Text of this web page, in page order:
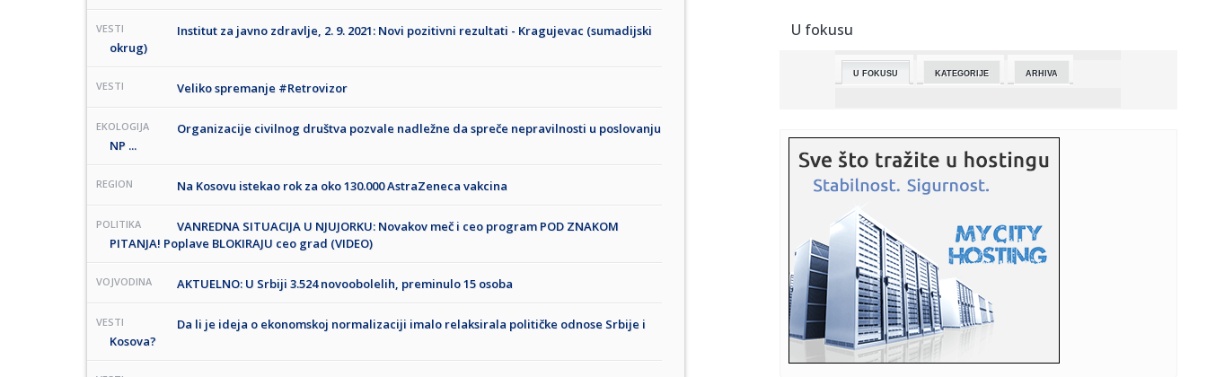
VESTI
Institut za javno zdravlje, 2. 9. 2021: Novi pozitivni rezultati - Kragujevac (sumadijski
okrug)
VESTI Veliko spremanje #Retrovizor
EKOLOGIJA
Organizacije civilnog društva pozvale nadležne da spreče nepravilnosti u poslovanju
NP ...
REGION Na Kosovu istekao rok za oko 130.000 AstraZeneca vakcina
POLITIKA
VANREDNA SITUACIJA U NJUJORKU: Novakov meč i ceo program POD ZNAKOM
PITANJA! Poplave BLOKIRAJU ceo grad (VIDEO)
VOJVODINA AKTUELNO: U Srbiji 3.524 novoobolelih, preminulo 15 osoba
VESTI
Da li je ideja o ekonomskoj normalizaciji imalo relaksirala političke odnose Srbije i
Kosova?
20:50:
20:49: Emisija SAT: Lynk & Co 08
20:45:Potoci prosutog mleka ubrzavaju odumiranje srpskog
sela
20:44:Sada je Partizan uzvratio Zvezdi: Strasti se ne smiruju uoči
"ve...
20:36:Švedska žrtvuje devojčice zbog političke korektnosti:
Obreziv...
20:35:Vojvođanski sekretarijat za javno informisanje raspisao
medijske...
U fokusu
U FOKUSU KATEGORIJE ARHIVA